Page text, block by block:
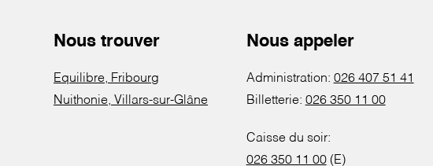
Nous trouver
Equilibre, Fribourg
Nuithonie, Villars-sur-Glâne
Nous appeler
Administration: 026 407 51 41
Billetterie: 026 350 11 00
Caisse du soir:
026 350 11 00(E)